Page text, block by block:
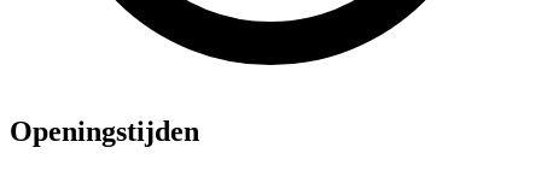
Openingstijden